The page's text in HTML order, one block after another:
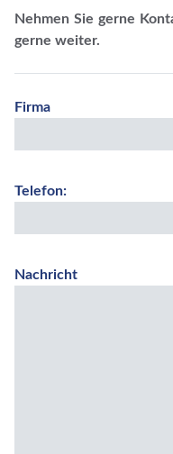
Nehmen Sie gerne
gerne weiter.
Firma
Telefon:
Nachricht